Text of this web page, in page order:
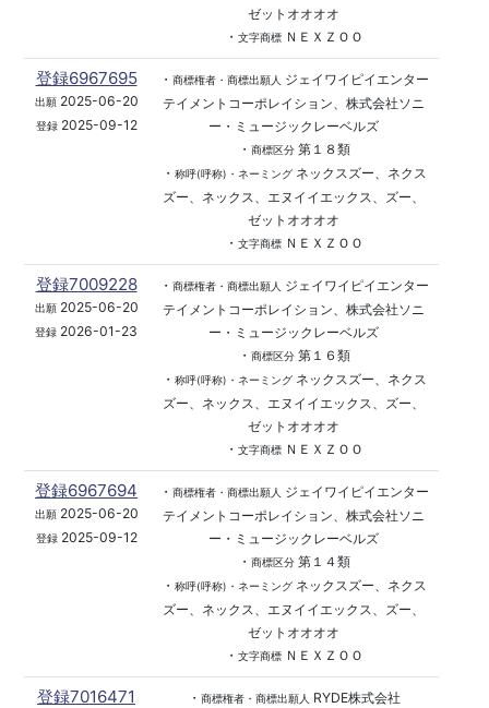
ゼットオオオオ
・ 文字商標ＮＥＸＺＯＯ
登録6967695
出願2025-06-20
登録2025-09-12
・ 商標権者・商標出願人
ジェイワイピイエンター
テイメントコーポレイション、株式会社ソニ
ー・ミュージックレーベルズ
・ 商標区分第１８類
・ 称呼(呼称)・ネーミングネックスズー、ネクス
ズー、ネックス、エヌイイエックス、ズー、
ゼットオオオオ
・ 文字商標ＮＥＸＺＯＯ
登録7009228
出願2025-06-20
登録 2026-01-23
・ 商標権者・商標出願人
ジェイワイピイエンター
テイメントコーポレイション、株式会社ソニ
ー・ミュージックレーベルズ
・ 商標区分第１６類
・ 称呼(呼称)・ネーミングネックスズー、ネクス
ズー、ネックス、エヌイイエックス、ズー、
ゼットオオオオ
・ 文字商標ＮＥＸＺＯＯ
登録6967694
出願2025-06-20
登録2025-09-12
・ 商標権者・商標出願人
ジェイワイピイエンター
テイメントコーポレイション、株式会社ソニ
ー・ミュージックレーベルズ
・ 商標区分第１４類
・ 称呼(呼称)・ネーミングネックスズー、ネクス
ズー、ネックス、エヌイイエックス、ズー、
ゼットオオオオ
・ 文字商標ＮＥＸＺＯＯ
登録7016471 ・ 商標権者・商標出願人
RYDE株式会社